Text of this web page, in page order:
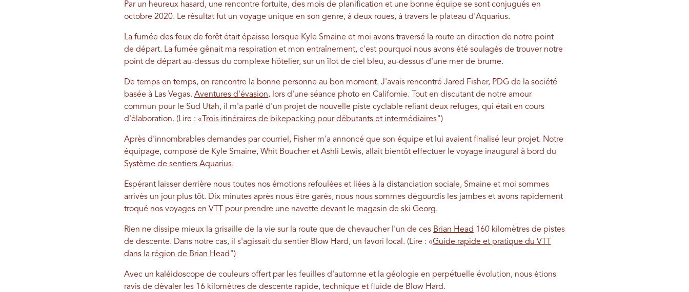
Par un heureux hasard, une rencontre fortuite, des mois de planification et une bonne équipe se sont conjugués en
octobre 2020. Le résultat fut un voyage unique en son genre, à deux roues, à travers le plateau d'Aquarius.
La fumée des feux de forêt était épaisse lorsque Kyle Smaine et moi avons traversé la route en direction de notre point
de départ. La fumée gênait ma respiration et mon entraînement, c'est pourquoi nous avons été soulagés de trouver notre
point de départ au-dessus du complexe hôtelier, sur un îlot de ciel bleu, au-dessus d'une mer de brume.
De temps en temps, on rencontre la bonne personne au bon moment. J'avais rencontré Jared Fisher, PDG de la société
basée à Las Vegas. Aventures d'évasion, lors d'une séance photo en Californie. Tout en discutant de notre amour
commun pour le Sud Utah, il m'a parlé d'un projet de nouvelle piste cyclable reliant deux refuges, qui était en cours
d'élaboration. (Lire : « Trois itinéraires de bikepacking pour débutants et intermédiaires")
Après d'innombrables demandes par courriel, Fisher m'a annoncé que son équipe et lui avaient finalisé leur projet. Notre
équipage, composé de Kyle Smaine, Whit Boucher et Ashli ​​Lewis, allait bientôt effectuer le voyage inaugural à bord du
Système de sentiers Aquarius.
Espérant laisser derrière nous toutes nos émotions refoulées et liées à la distanciation sociale, Smaine et moi sommes
arrivés un jour plus tôt. Dix minutes après nous être garés, nous nous sommes dégourdis les jambes et avons rapidement
troqué nos voyages en VTT pour prendre une navette devant le magasin de ski Georg.
Rien ne dissipe mieux la grisaille de la vie sur la route que de chevaucher l'un de ces Brian Head 160 kilomètres de pistes
de descente. Dans notre cas, il s'agissait du sentier Blow Hard, un favori local. (Lire : «Guide rapide et pratique du VTT
dans la région de Brian Head ")
Avec un kaléidoscope de couleurs offert par les feuilles d'automne et la géologie en perpétuelle évolution, nous étions
ravis de dévaler les 16 kilomètres de descente rapide, technique et fluide de Blow Hard.